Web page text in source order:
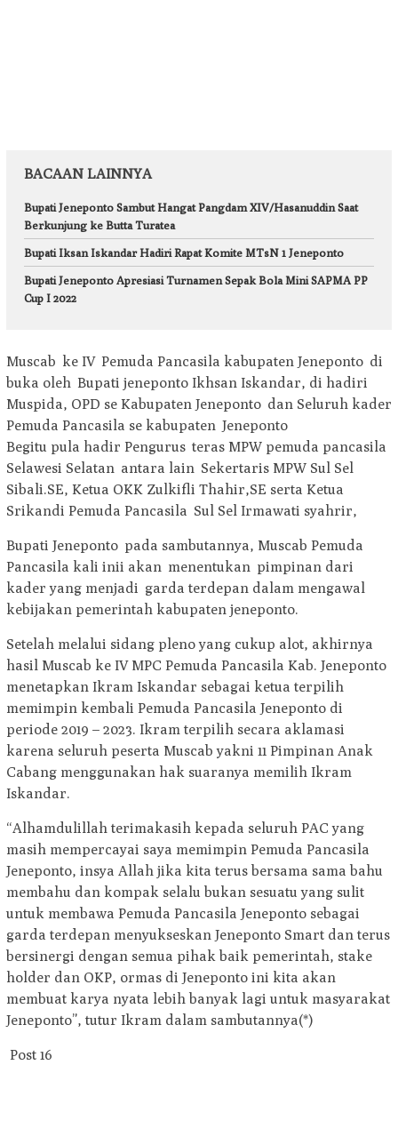
BACAAN LAINNYA
Bupati Jeneponto Sambut Hangat Pangdam XIV/Hasanuddin Saat
Berkunjung ke Butta Turatea
Bupati Iksan Iskandar Hadiri Rapat Komite MTsN 1 Jeneponto
Bupati Jeneponto Apresiasi Turnamen Sepak Bola Mini SAPMA PP
Cup I 2022
Muscab ke IV Pemuda Pancasila kabupaten Jeneponto di
buka oleh Bupati jeneponto Ikhsan Iskandar, di hadiri
Muspida, OPD se Kabupaten Jeneponto dan Seluruh kader
Pemuda Pancasila se kabupaten Jeneponto
Begitu pula hadir Pengurus teras MPW pemuda pancasila
Selawesi Selatan antara lain Sekertaris MPW Sul Sel
Sibali.SE, Ketua OKK Zulkifli Thahir,SE serta Ketua
Srikandi Pemuda Pancasila Sul Sel Irmawati syahrir,
Bupati Jeneponto pada sambutannya, Muscab Pemuda
Pancasila kali inii akan menentukan pimpinan dari
kader yang menjadi garda terdepan dalam mengawal
kebijakan pemerintah kabupaten jeneponto.
Setelah melalui sidang pleno yang cukup alot, akhirnya
hasil Muscab ke IV MPC Pemuda Pancasila Kab. Jeneponto
menetapkan Ikram Iskandar sebagai ketua terpilih
memimpin kembali Pemuda Pancasila Jeneponto di
periode 2019 – 2023. Ikram terpilih secara aklamasi
karena seluruh peserta Muscab yakni 11 Pimpinan Anak
Cabang menggunakan hak suaranya memilih Ikram
Iskandar.
“Alhamdulillah terimakasih kepada seluruh PAC yang
masih mempercayai saya memimpin Pemuda Pancasila
Jeneponto, insya Allah jika kita terus bersama sama bahu
membahu dan kompak selalu bukan sesuatu yang sulit
untuk membawa Pemuda Pancasila Jeneponto sebagai
garda terdepan menyukseskan Jeneponto Smart dan terus
bersinergi dengan semua pihak baik pemerintah, stake
holder dan OKP, ormas di Jeneponto ini kita akan
membuat karya nyata lebih banyak lagi untuk masyarakat
Jeneponto”, tutur Ikram dalam sambutannya(*)
Post 16